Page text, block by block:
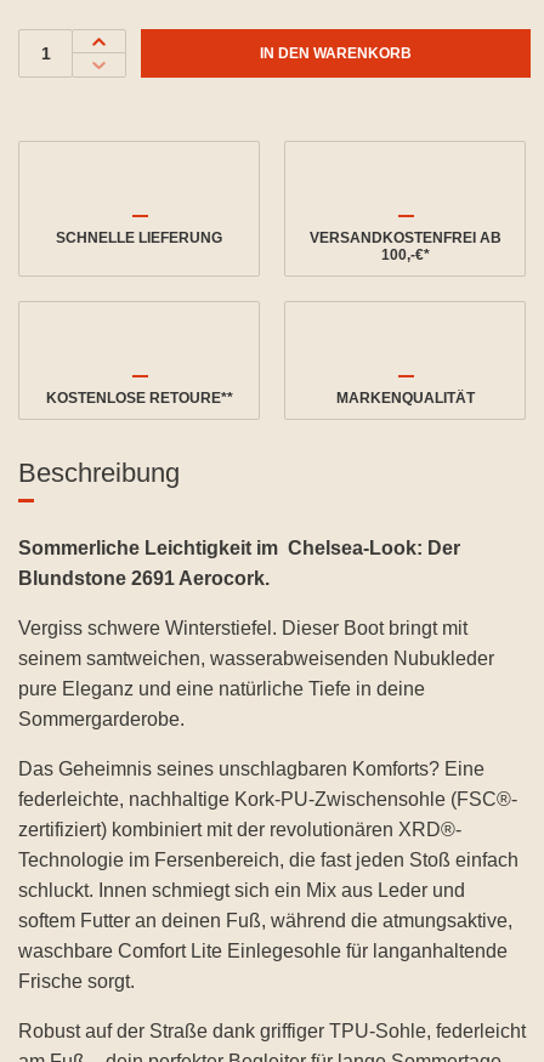
IN DEN WARENKORB
SCHNELLE LIEFERUNG
VERSANDKOSTENFREI AB
100,-€*
KOSTENLOSE RETOURE** MARKENQUALITÄT
Beschreibung
Sommerliche Leichtigkeit im Chelsea-Look: Der
Blundstone 2691 Aerocork.
Vergiss schwere Winterstiefel. Dieser Boot bringt mit
seinem samtweichen, wasserabweisenden Nubukleder
pure Eleganz und eine natürliche Tiefe in deine
Sommergarderobe.
Das Geheimnis seines unschlagbaren Komforts? Eine
federleichte, nachhaltige Kork-PU-Zwischensohle (FSC®-
zertifiziert) kombiniert mit der revolutionären XRD®-
Technologie im Fersenbereich, die fast jeden Stoß einfach
schluckt. Innen schmiegt sich ein Mix aus Leder und
softem Futter an deinen Fuß, während die atmungsaktive,
waschbare Comfort Lite Einlegesohle für langanhaltende
Frische sorgt.
Robust auf der Straße dank griffiger TPU-Sohle, federleicht